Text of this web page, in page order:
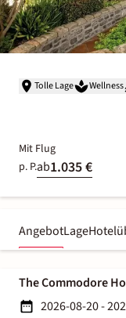
Tolle Lage Wellness
Mit Flug
p. P.ab1.035 €
AngebotLage
The Commodore
2026-08-20 -